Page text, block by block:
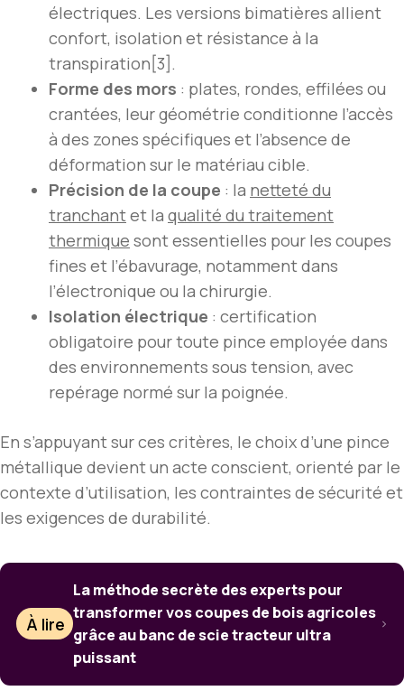
électriques. Les versions bimatières allient
confort, isolation et résistance à la
transpiration[3].
Forme des mors : plates, rondes, effilées ou
crantées, leur géométrie conditionne l’accès
à des zones spécifiques et l’absence de
déformation sur le matériau cible.
Précision de la coupe : la netteté du
tranchantet la qualité du traitement
thermique sont essentielles pour les coupes
fines et l’ébavurage, notamment dans
l’électronique ou la chirurgie.
Isolation électrique : certification
obligatoire pour toute pince employée dans
des environnements sous tension, avec
repérage normé sur la poignée.
En s’appuyant sur ces critères, le choix d’une pince
métallique devient un acte conscient, orienté par le
contexte d’utilisation, les contraintes de sécurité et
les exigences de durabilité.
À lire
La méthode secrète des experts pour
transformer vos coupes de bois agricoles
grâce au banc de scie tracteur ultra
puissant